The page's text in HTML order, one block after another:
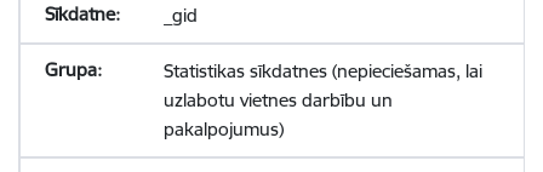
_gid
Statistikas sīkdatnes (nepieciešamas, lai
uzlabotu vietnes darbību un
pakalpojumus)